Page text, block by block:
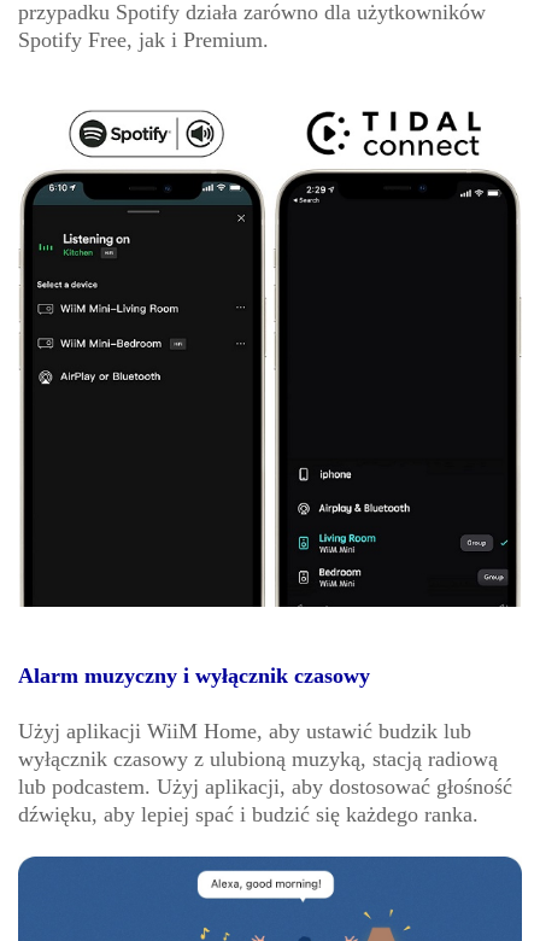
przypadku Spotify działa zarówno dla użytkowników
Spotify Free, jak i Premium.
Alarm muzyczny i wyłącznik czasowy
Użyj aplikacji WiiM Home, aby ustawić budzik lub
wyłącznik czasowy z ulubioną muzyką, stacją radiową
lub podcastem. Użyj aplikacji, aby dostosować głośność
dźwięku, aby lepiej spać i budzić się każdego ranka.